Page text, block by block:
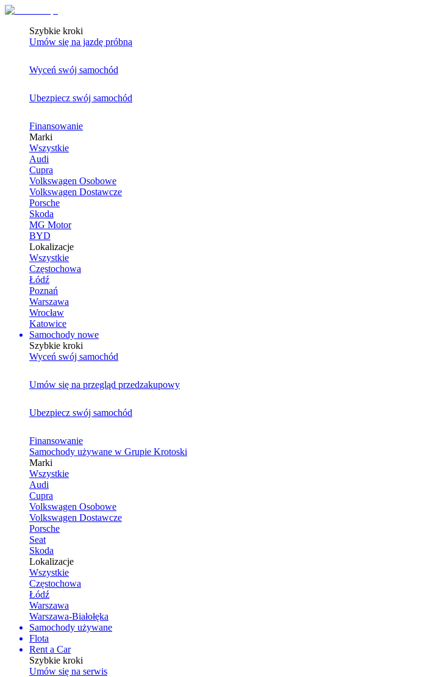
Szybkie kroki
Umów się na jazdę próbną
Wyceń swój samochód
Ubezpiecz swój samochód
Finansowanie
Marki
Wszystkie
Audi
Cupra
Volkswagen Osobowe
Volkswagen Dostawcze
Porsche
Skoda
MG Motor
BYD
Lokalizacje
Wszystkie
Częstochowa
Łódź
Poznań
Warszawa
Wrocław
Katowice
Samochody nowe
Szybkie kroki
Wyceń swój samochód
Umów się na przegląd przedzakupowy
Ubezpiecz swój samochód
Finansowanie
Samochody używane w Grupie Krotoski
Marki
Wszystkie
Audi
Cupra
Volkswagen Osobowe
Volkswagen Dostawcze
Porsche
Seat
Skoda
Lokalizacje
Wszystkie
Częstochowa
Łódź
Warszawa
Warszawa-Białołęka
Samochody używane
Flota
Rent a Car
Szybkie kroki
Umów się na serwis